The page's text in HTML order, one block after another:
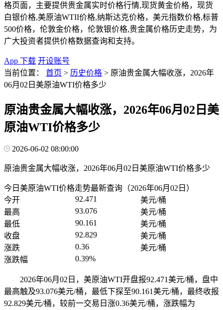
格页面，主要提供贵金属实时价格行情,现货黄金价格，现货
白银价格,美原油WTII价格,纳斯达克价格，美元指数价格,标普
500价格，伦敦金价格，伦敦银价格,贵金属价格历史走势，为
广大投资者提供价格数据查询和支持。
App 下载 开设账号
当前位置：
首页 > 历史价格 > 原油贵金属大幅收涨，2026年
06月02日美原油WTI价格多少
原油贵金属大幅收涨，2026年06月02日美
原油WTI价格多少
2026-06-02 08:00:00
原油贵金属大幅收涨，2026年06月02日美原油WTI价格多少
今日美原油WTI价格走势最新查询（2026年06月02日）
今开
92.471
美元/桶
最高
93.076
美元/桶
最低
90.161
美元/桶
收盘
92.829
美元/桶
涨跌
0.36
美元/桶
涨跌幅
0.39%
2026年06月02日，美原油WTI开盘报92.471美元/桶，盘中
最高触及93.076美元/桶，最低下探至90.161美元/桶，最终收报
92.829美元/桶，较前一交易日涨0.36美元/桶，涨跌幅为